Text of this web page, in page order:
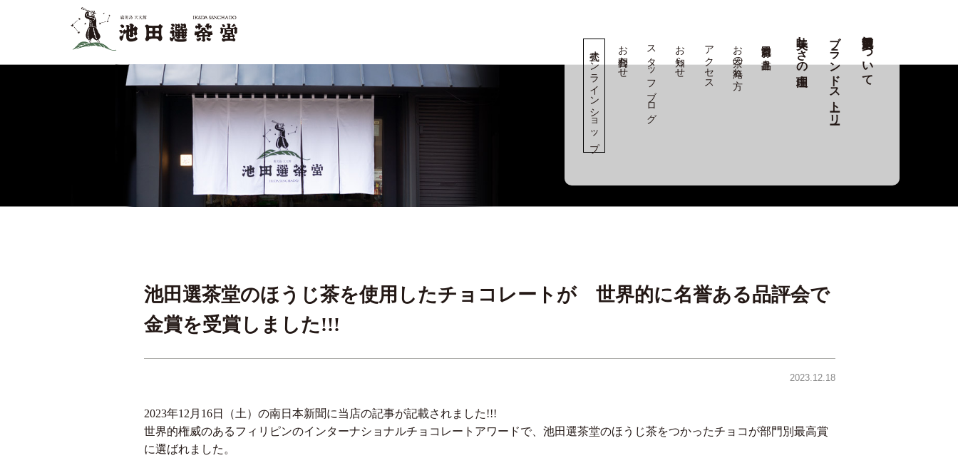
池田選茶堂について
ブランドストーリー
美味しさの理由
池田選茶堂 お品書き
お茶の淹れ方
アクセス
お知らせ
スタッフブログ
お問合わせ
公式オンラインショップ
池田選茶堂のほうじ茶を使用したチョコレートが 世界的に名誉ある品評会で
金賞を受賞しました!!!
2023.12.18
2023年12月16日（土）の南日本新聞に当店の記事が記載されました!!!
世界的権威のあるフィリピンのインターナショナルチョコレートアワードで、池田選茶堂のほうじ茶をつかったチョコが部門別最高賞
に選ばれました。